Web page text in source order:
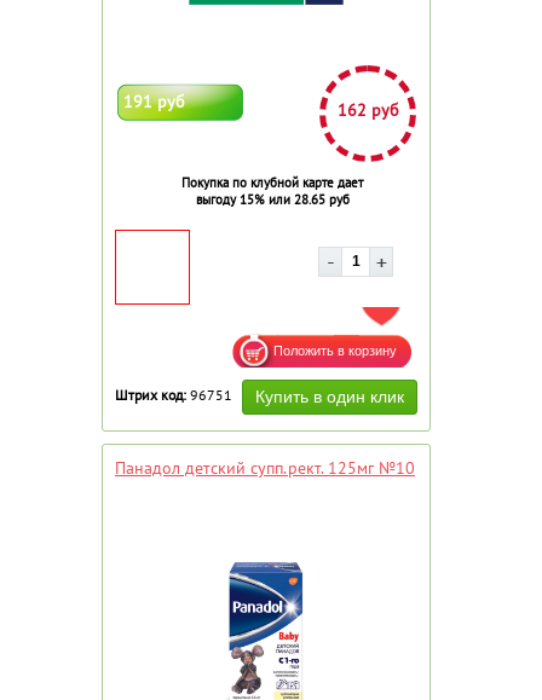
191 руб 162 руб
Покупка по клубной карте дает
выгоду 15% или 28.65 руб
ДОБАВИТЬ В ИЗБРАННОЕ
Штрих код: 96751
Панадол детский супп.рект. 125мг №10